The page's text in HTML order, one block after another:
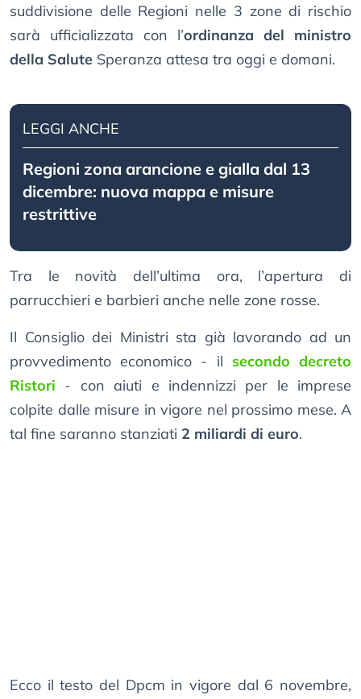
suddivisione delle Regioni nelle 3 zone di rischio
sarà ufficializzata con l’ordinanza del ministro
della Salute Speranza attesa tra oggi e domani.
LEGGI ANCHE
Regioni zona arancione e gialla dal 13
dicembre: nuova mappa e misure
restrittive
Tra le novità dell’ultima ora, l’apertura di
parrucchieri e barbieri anche nelle zone rosse.
Il Consiglio dei Ministri sta già lavorando ad un
provvedimento economico - il secondo decreto
Ristori - con aiuti e indennizzi per le imprese
colpite dalle misure in vigore nel prossimo mese. A
tal fine saranno stanziati 2 miliardi di euro.
Ecco il testo del Dpcm in vigore dal 6 novembre,